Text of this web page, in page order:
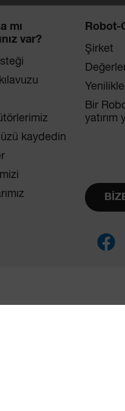
mı
var?
kaydedin
Robot-
Şirket
Bir
yatırım